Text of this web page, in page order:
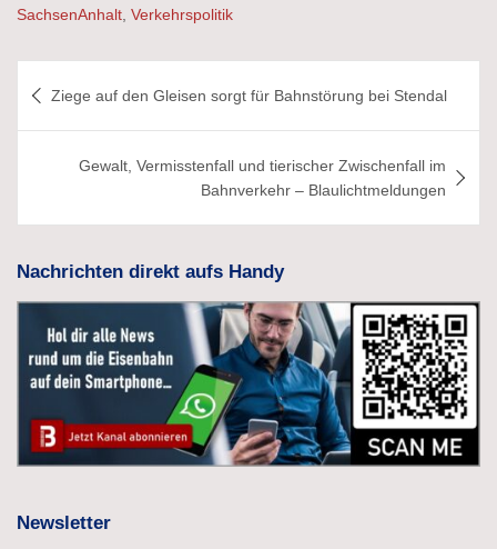
SachsenAnhalt Verkehrspolitik
Ziege auf den Gleisen sorgt für Bahnstörung bei Stendal
Gewalt, Vermisstenfall und tierischer Zwischenfall im
Bahnverkehr – Blaulichtmeldungen
Nachrichten direkt aufs Handy
Newsletter